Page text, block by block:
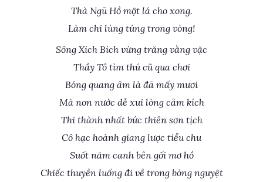
Thà Ngũ Hồ một lá cho xong.
Làm chi lúng túng trong vòng!
Sông Xích Bích vừng trăng vằng vặc
Thầy Tô tìm thú cũ qua chơi
Bóng quang âm là đã mấy mươi
Mà non nước dễ xui lòng cảm kích
Thi thành nhất bức thiên sơn tịch
Cô hạc hoành giang lược tiểu chu
Suốt năm canh bên gối mơ hồ
Chiếc thuyền luống đi về trong bóng nguyệt